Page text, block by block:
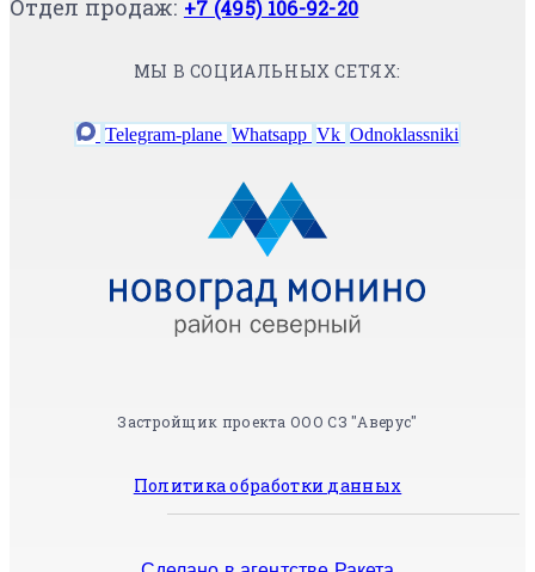
Отдел продаж: +7 (495) 106-92-20
МЫ В СОЦИАЛЬНЫХ СЕТЯХ:
Telegram-plane Whatsapp Vk Odnoklassniki
Застройщик проекта ООО СЗ "Аверус"
Политика обработки данных